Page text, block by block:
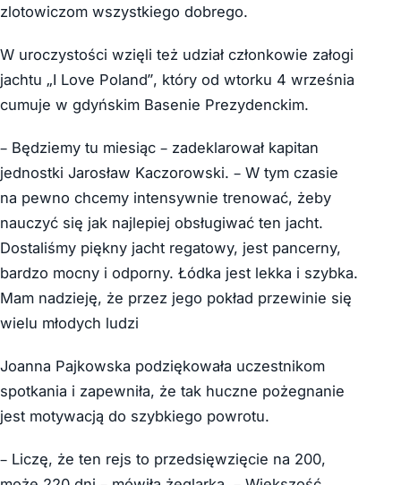
zlotowiczom wszystkiego dobrego.
W uroczystości wzięli też udział członkowie załogi
jachtu „I Love Poland”, który od wtorku 4 września
cumuje w gdyńskim Basenie Prezydenckim.
– Będziemy tu miesiąc – zadeklarował kapitan
jednostki Jarosław Kaczorowski. – W tym czasie
na pewno chcemy intensywnie trenować, żeby
nauczyć się jak najlepiej obsługiwać ten jacht.
Dostaliśmy piękny jacht regatowy, jest pancerny,
bardzo mocny i odporny. Łódka jest lekka i szybka.
Mam nadzieję, że przez jego pokład przewinie się
wielu młodych ludzi
Joanna Pajkowska podziękowała uczestnikom
spotkania i zapewniła, że tak huczne pożegnanie
jest motywacją do szybkiego powrotu.
– Liczę, że ten rejs to przedsięwzięcie na 200,